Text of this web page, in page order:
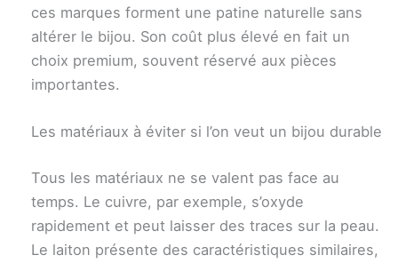
ces marques forment une patine naturelle sans
altérer le bijou. Son coût plus élevé en fait un
choix premium, souvent réservé aux pièces
importantes.
Les matériaux à éviter si l’on veut un bijou durable
Tous les matériaux ne se valent pas face au
temps. Le cuivre, par exemple, s’oxyde
rapidement et peut laisser des traces sur la peau.
Le laiton présente des caractéristiques similaires,